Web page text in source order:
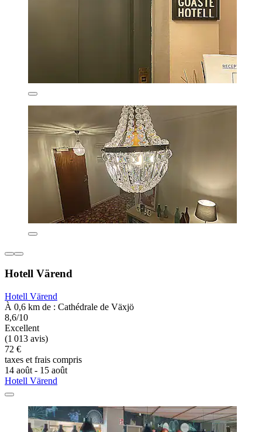
Hotell Värend
Hotell Värend
À 0,6 km de : Cathédrale de Växjö
8,6/10
Excellent
(1 013 avis)
72 €
taxes et frais compris
14 août - 15 août
Hotell Värend